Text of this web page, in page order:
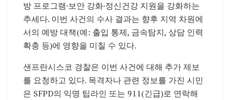
방 프로그램·보안 강화·정신건강 지원을 강화하는
추세다. 이번 사건의 수사 결과는 향후 지역 차원에
서의 예방 대책(예: 출입 통제, 금속탐지, 상담 인력
확충 등)에 영향을 미칠 수 있다.
샌프란시스코 경찰은 이번 사건에 대해 추가 제보
를 요청하고 있다. 목격자나 관련 정보를 가진 시민
은 SFPD의 익명 팁라인 또는 911(긴급)로 연락해